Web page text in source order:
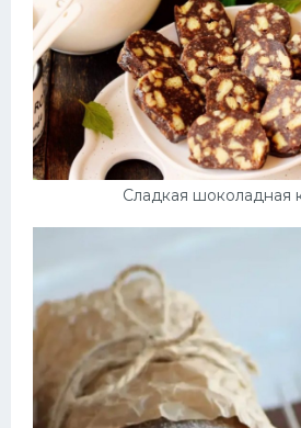
Сладкая шоколадная